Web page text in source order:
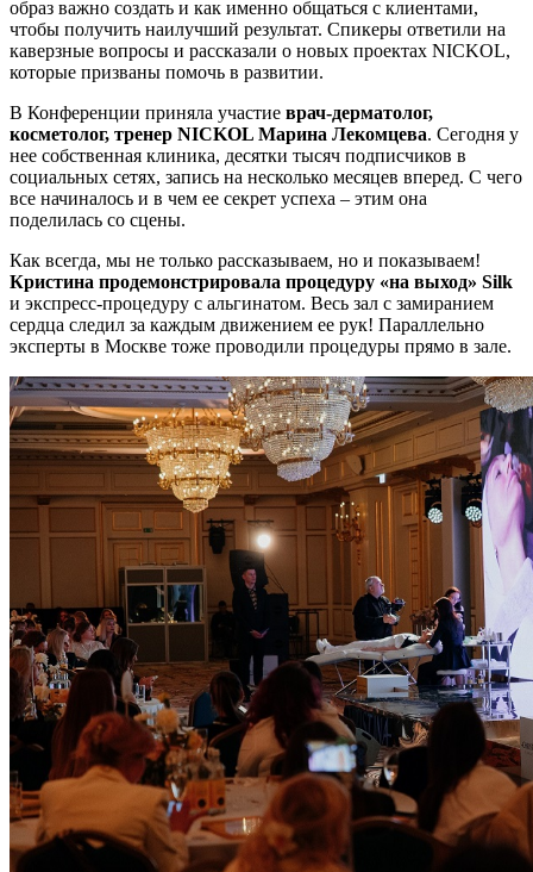
образ важно создать и как именно общаться с клиентами,
чтобы получить наилучший результат. Спикеры ответили на
каверзные вопросы и рассказали о новых проектах NICKOL,
которые призваны помочь в развитии.
В Конференции приняла участие врач-дерматолог,
косметолог, тренер NICKOL Марина Лекомцева. Сегодня у
нее собственная клиника, десятки тысяч подписчиков в
социальных сетях, запись на несколько месяцев вперед. С чего
все начиналось и в чем ее секрет успеха – этим она
поделилась со сцены.
Как всегда, мы не только рассказываем, но и показываем!
Кристина продемонстрировала процедуру «на выход» Silk
и экспресс-процедуру с альгинатом. Весь зал с замиранием
сердца следил за каждым движением ее рук! Параллельно
эксперты в Москве тоже проводили процедуры прямо в зале.